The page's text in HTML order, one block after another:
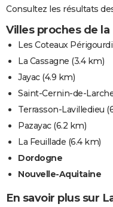
Consultez les résultats
Villes proches de la
Les Coteaux
La Cassagne (3.4 km)
Jayac(4.9 km)
Saint-Cernin-de-
Terrasson-Lavilledieu
Pazayac(6.2 km)
La Feuillade (6.4 km)
Dordogne
Nouvelle-Aquitaine
En savoir plus sur